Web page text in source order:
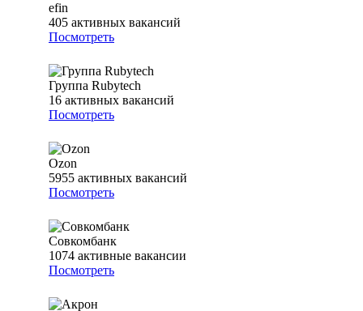
efin
405 активных вакансий
Посмотреть
Группа Rubytech
16 активных вакансий
Посмотреть
Ozon
5955 активных вакансий
Посмотреть
Совкомбанк
1074 активные вакансии
Посмотреть